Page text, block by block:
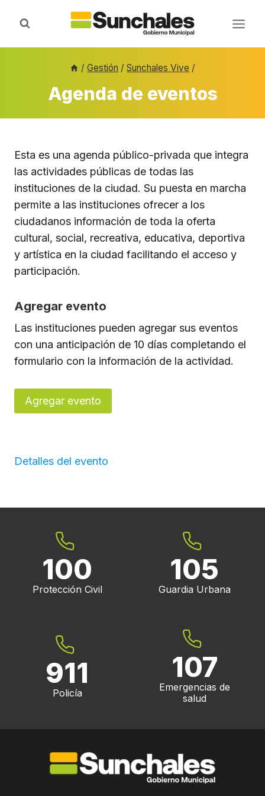
/ Gestión / Sunchales Vive /
Agenda de eventos
Esta es una agenda público-privada que integra
las actividades públicas de todas las
instituciones de la ciudad. Su puesta en marcha
permite a las instituciones ofrecer a los
ciudadanos información de toda la oferta
cultural, social, recreativa, educativa, deportiva
y artística en la ciudad facilitando el acceso y
participación.
Agregar evento
Las instituciones pueden agregar sus eventos
con una anticipación de 10 días completando el
formulario con la información de la actividad.
Agregar evento
Detalles del evento
100
Protección Civil
105
Guardia Urbana
911
Policía
107
Emergencias de
salud